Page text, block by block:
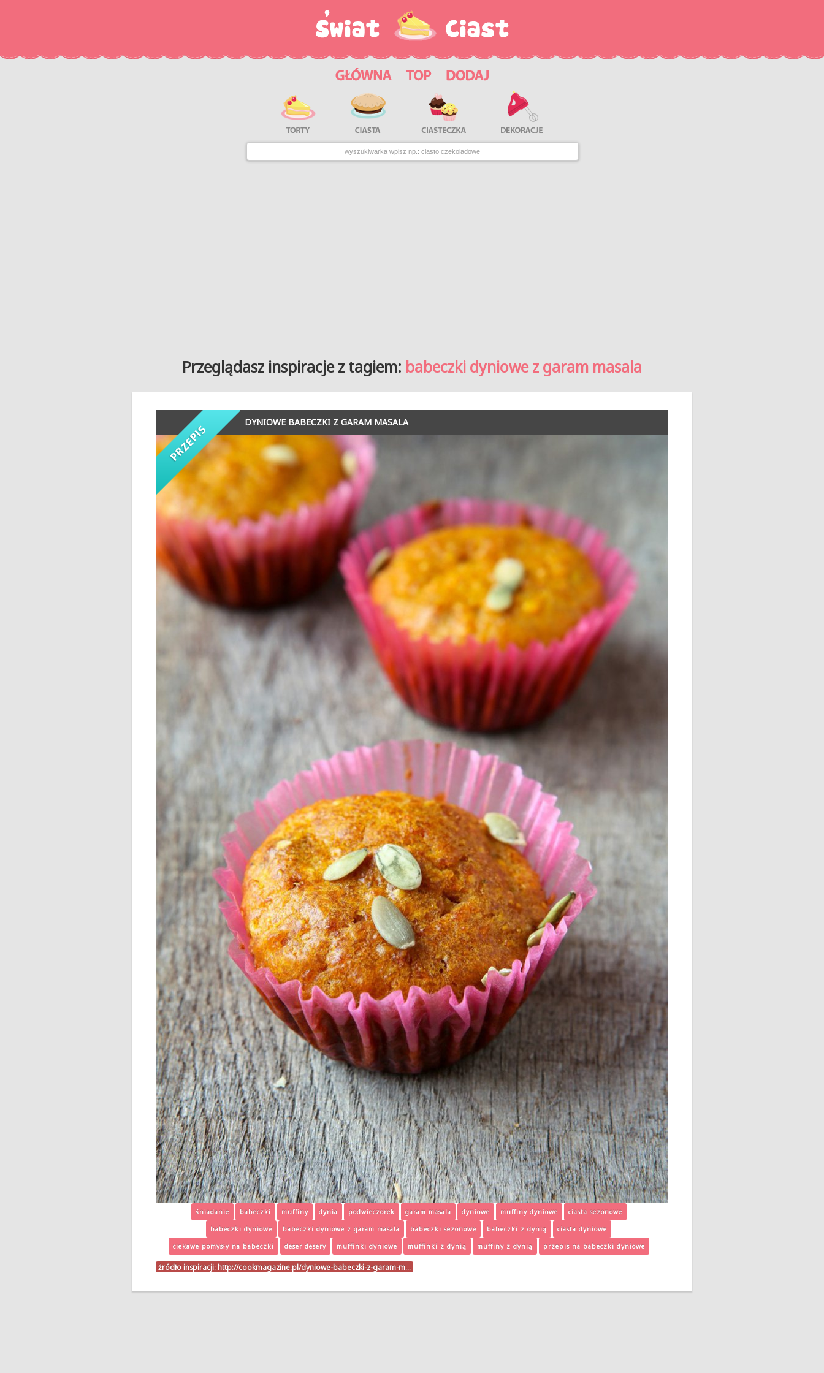
Przeglądasz inspiracje z tagiem: babeczki dyniowe z garam masala
DYNIOWE BABECZKI Z GARAM MASALA
śniadanie babeczki muffiny dynia podwieczorek garam masala dyniowe muffiny dyniowe
ciasta sezonowe
babeczki dyniowe
babeczki dyniowe z garam masala babeczki sezonowe babeczki z dynią
ciasta dyniowe
ciekawe pomysły na babeczki
deser desery muffinki dyniowe muffinki z dynią muffiny z dynią przepis na babeczki dyniowe
źródło inspiracji: http://cookmagazine.pl/dyniowe-babeczki-z-garam-m…